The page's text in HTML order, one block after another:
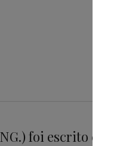
foi escrito com